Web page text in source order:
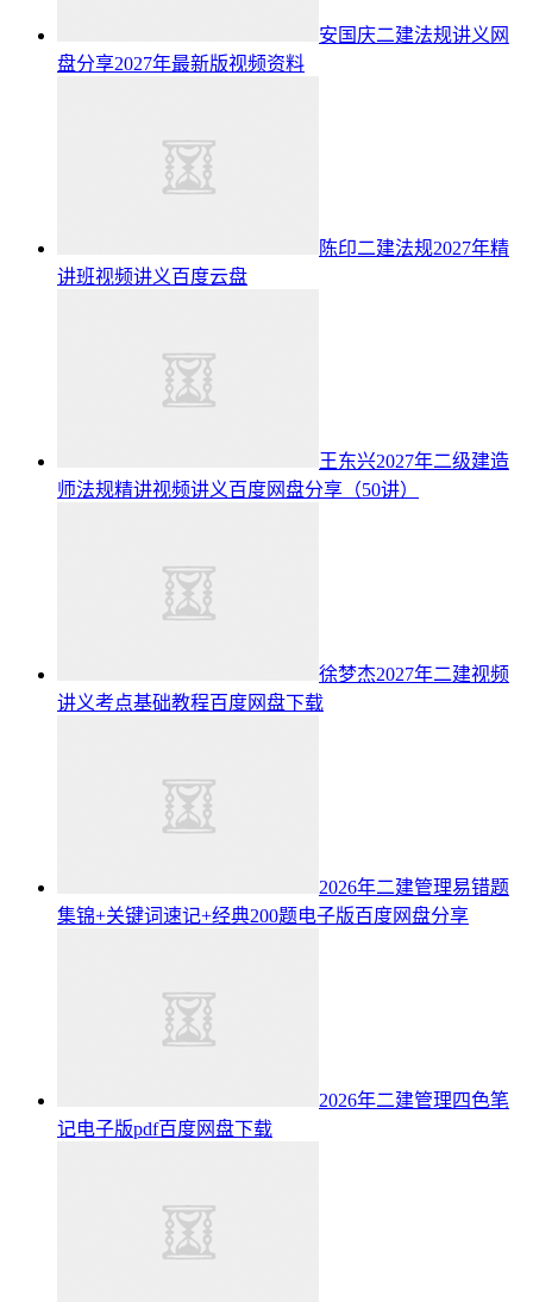
安国庆二建法规讲义网
盘分享2027年最新版视频资料
陈印二建法规2027年精
讲班视频讲义百度云盘
王东兴2027年二级建造
师法规精讲视频讲义百度网盘分享（50讲）
徐梦杰2027年二建视频
讲义考点基础教程百度网盘下载
2026年二建管理易错题
集锦+关键词速记+经典200题电子版百度网盘分享
2026年二建管理四色笔
记电子版pdf百度网盘下载